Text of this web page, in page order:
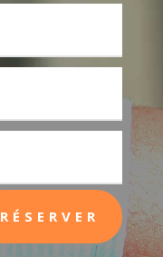
RÉSERVER